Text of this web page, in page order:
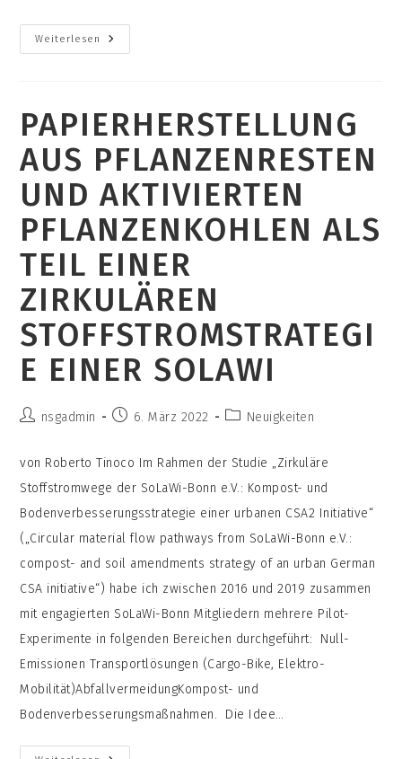
Weiterlesen
Was
Sagt
Auf
Dem
Gelände
Eine
Kleingartenanlage,
Ökozentrum
Oder
Gemeinschaftliches
Gärtnern
Umzusetzen?
PAPIERHERSTELLUNG
AUS PFLANZENRESTEN
UND AKTIVIERTEN
PFLANZENKOHLEN ALS
TEIL EINER
ZIRKULÄREN
STOFFSTROMSTRATEGI
E EINER SOLAWI
Beitrags-
nsgadmin
Beitrag6. März 2022
Beitrags-
Neuigkeiten
von Roberto Tinoco Im Rahmen der Studie „Zirkuläre
Stoffstromwege der SoLaWi-Bonn e.V.: Kompost- und
Bodenverbesserungsstrategie einer urbanen CSA2 Initiative“
(„Circular material flow pathways from SoLaWi-Bonn e.V.:
compost- and soil amendments strategy of an urban German
CSA initiative“) habe ich zwischen 2016 und 2019 zusammen
mit engagierten SoLaWi-Bonn Mitgliedern mehrere Pilot-
Experimente in folgenden Bereichen durchgeführt: Null-
Emissionen Transportlösungen (Cargo-Bike, Elektro-
Mobilität)AbfallvermeidungKompost- und
Bodenverbesserungsmaßnahmen. Die Idee…